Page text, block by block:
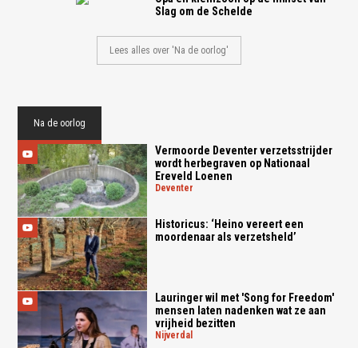
Slag om de Schelde
Lees alles over 'Na de oorlog'
Na de oorlog
Vermoorde Deventer verzetsstrijder
wordt herbegraven op Nationaal
Ereveld Loenen
deventer
Historicus: ‘Heino vereert een
moordenaar als verzetsheld’
Lauringer wil met 'Song for Freedom'
mensen laten nadenken wat ze aan
vrijheid bezitten
nijverdal